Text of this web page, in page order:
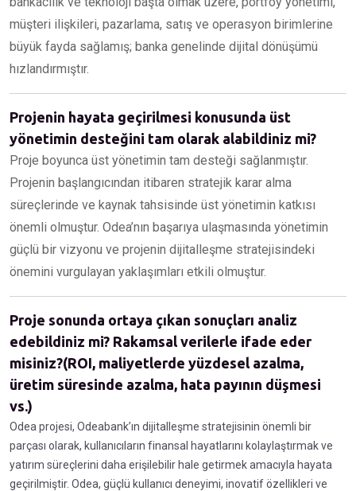
müşteri ilişkileri, pazarlama, satış ve operasyon birimlerine
büyük fayda sağlamış; banka genelinde dijital dönüşümü
hızlandırmıştır.
Projenin hayata geçirilmesi konusunda üst
yönetimin desteğini tam olarak alabildiniz mi?
Proje boyunca üst yönetimin tam desteği sağlanmıştır.
Projenin başlangıcından itibaren stratejik karar alma
süreçlerinde ve kaynak tahsisinde üst yönetimin katkısı
önemli olmuştur. Odea’nın başarıya ulaşmasında yönetimin
güçlü bir vizyonu ve projenin dijitalleşme stratejisindeki
önemini vurgulayan yaklaşımları etkili olmuştur.
Proje sonunda ortaya çıkan sonuçları analiz
edebildiniz mi? Rakamsal verilerle ifade eder
misiniz?(ROI, maliyetlerde yüzdesel azalma,
üretim süresinde azalma, hata payının düşmesi
vs.)
Odea projesi, Odeabank’ın dijitalleşme stratejisinin önemli bir
parçası olarak, kullanıcıların finansal hayatlarını kolaylaştırmak ve
yatırım süreçlerini daha erişilebilir hale getirmek amacıyla hayata
geçirilmiştir. Odea, güçlü kullanıcı deneyimi, inovatif özellikleri ve